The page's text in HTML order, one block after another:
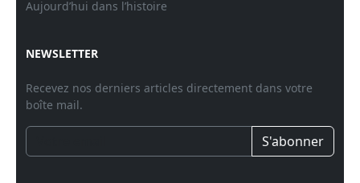
Aujourd’hui dans l’histoire
NEWSLETTER
Recevez nos derniers articles directement dans votre
boîte mail.
S'abonner